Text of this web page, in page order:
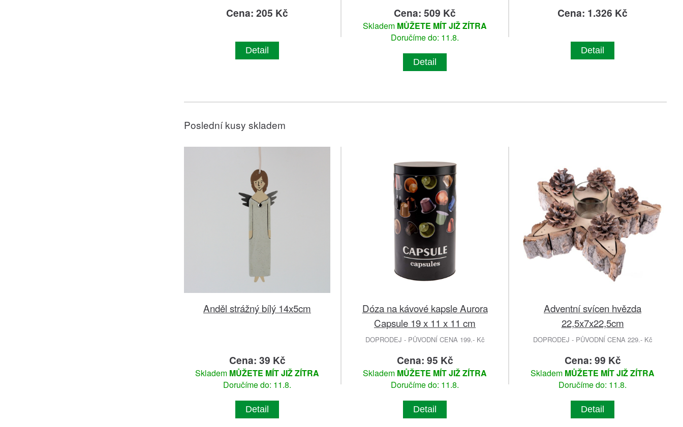
Cena: 205 Kč
Detail
Cena: 509 Kč
Skladem MŮŽETE MÍT JIŽ ZÍTRA
Doručíme do: 11.8.
Detail
Cena: 1.326 Kč
Detail
Poslední kusy skladem
Anděl strážný bílý 14x5cm
Cena: 39 Kč
Skladem MŮŽETE MÍT JIŽ ZÍTRA
Doručíme do: 11.8.
Detail
Dóza na kávové kapsle Aurora
Capsule 19 x 11 x 11 cm
DOPRODEJ - PŮVODNÍ CENA 199.- Kč
Cena: 95 Kč
Skladem MŮŽETE MÍT JIŽ ZÍTRA
Doručíme do: 11.8.
Detail
Adventní svícen hvězda
22,5x7x22,5cm
DOPRODEJ - PŮVODNÍ CENA 229.- Kč
Cena: 99 Kč
Skladem MŮŽETE MÍT JIŽ ZÍTRA
Doručíme do: 11.8.
Detail